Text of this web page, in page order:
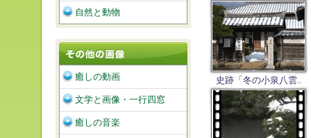
史跡「冬の小泉八雲..
自然と動物
癒しの動画
文学と画像・一行四窓
癒しの音楽